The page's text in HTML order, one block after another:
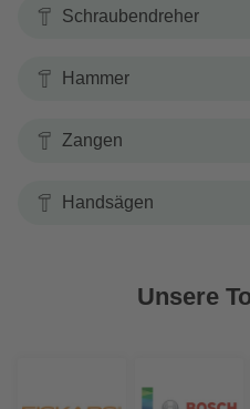
Schraubendreher
Hammer
Zangen
Handsägen
Unsere